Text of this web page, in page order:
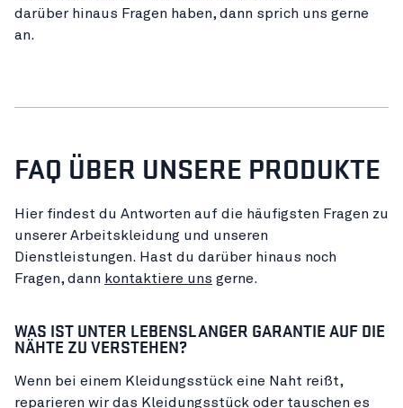
darüber hinaus Fragen haben, dann sprich uns gerne
an.
FAQ ÜBER UNSERE PRODUKTE
Hier findest du Antworten auf die häufigsten Fragen zu
unserer Arbeitskleidung und unseren
Dienstleistungen. Hast du darüber hinaus noch
Fragen, dann kontaktiere uns gerne.
WAS IST UNTER LEBENSLANGER GARANTIE AUF DIE
NÄHTE ZU VERSTEHEN?
Wenn bei einem Kleidungsstück eine Naht reißt,
reparieren wir das Kleidungsstück oder tauschen es